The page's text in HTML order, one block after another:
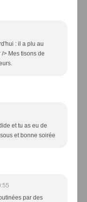
: il a plu au
> Mes tisons de
et tu as eu de
et bonne soirée
par des